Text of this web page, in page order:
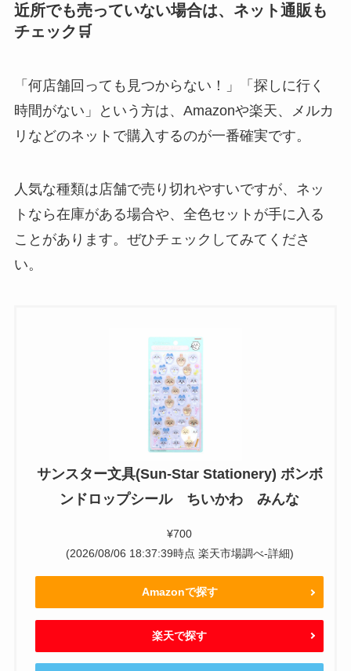
近所でも売っていない場合は、ネット通販も
チェック🛒
「何店舗回っても見つからない！」「探しに行く
時間がない」という方は、Amazonや楽天、メルカ
リなどのネットで購入するのが一番確実です。
人気な種類は店舗で売り切れやすいですが、ネッ
トなら在庫がある場合や、全色セットが手に入る
ことがあります。ぜひチェックしてみてくださ
い。
サンスター文具(Sun-Star Stationery) ボンボ
ンドロップシール ちいかわ みんな
¥700
(2026/08/06 18:37:39時点 楽天市場調べ-詳細)
Amazonで探す
楽天で探す